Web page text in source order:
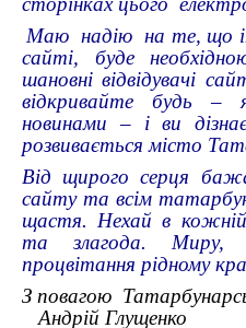
Маю надію на те, що
сайті, буде
шановні відвідувачі
відкривайте будь –
новинами – і ви
розвивається місто
Від щирого серця
сайту та всім
щастя. Нехай в
та злагода. Миру,
процвітання рідному
З повагою
Андрій Глущенко